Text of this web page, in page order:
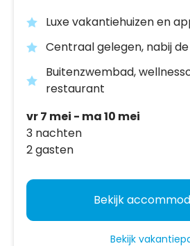
Luxe vakantiehuizen en
Centraal gelegen, nabij
Buitenzwembad,
restaurant
vr 7 mei - ma 10 mei
3 nachten
2 gasten
Bekijk
Bekijk